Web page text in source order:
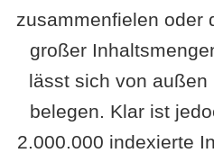
zusammenfielen oder
großer
lässt sich von
belegen. Klar ist
2.000.000 indexierte